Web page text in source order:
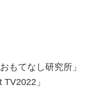
もてなし研究所」
」